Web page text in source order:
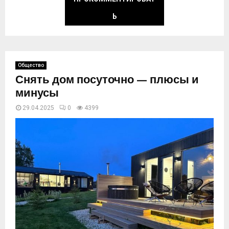
Ь
Общество
Снять дом посуточно — плюсы и
минусы
29.04.2025 0 4400